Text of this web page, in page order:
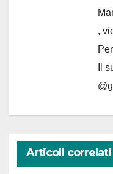
,
Il
Articoli correlati